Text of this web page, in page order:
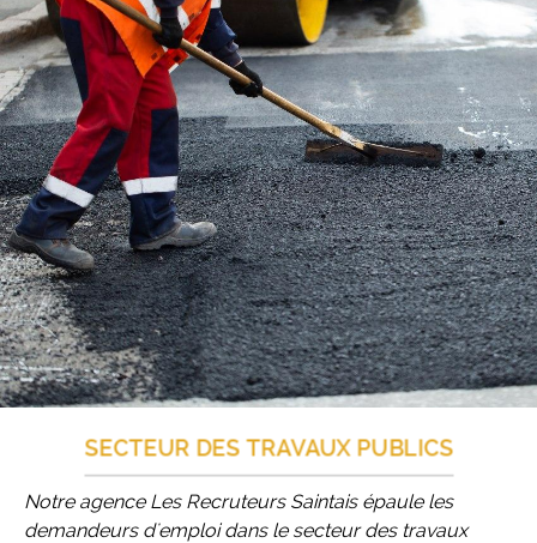
SECTEUR DES TRAVAUX PUBLICS
Notre agence Les Recruteurs Saintais épaule les
demandeurs d'emploi dans le secteur des travaux